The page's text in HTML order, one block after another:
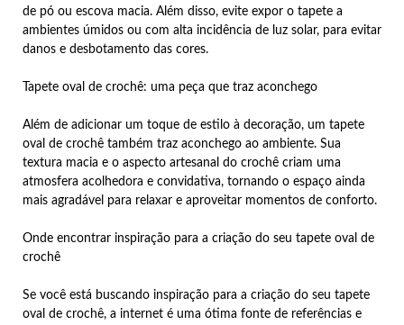
de pó ou escova macia. Além disso, evite expor o tapete a
ambientes úmidos ou com alta incidência de luz solar, para evitar
danos e desbotamento das cores.
Tapete oval de crochê: uma peça que traz aconchego
Além de adicionar um toque de estilo à decoração, um tapete
oval de crochê também traz aconchego ao ambiente. Sua
textura macia e o aspecto artesanal do crochê criam uma
atmosfera acolhedora e convidativa, tornando o espaço ainda
mais agradável para relaxar e aproveitar momentos de conforto.
Onde encontrar inspiração para a criação do seu tapete oval de
crochê
Se você está buscando inspiração para a criação do seu tapete
oval de crochê, a internet é uma ótima fonte de referências e